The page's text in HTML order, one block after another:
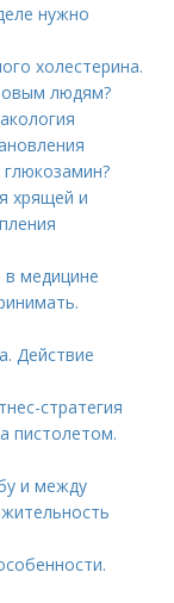
нужно
холестерина.
людям?
глюкозамин?
хрящей и
медицине
Действие
стратегия
пистолетом.
и между